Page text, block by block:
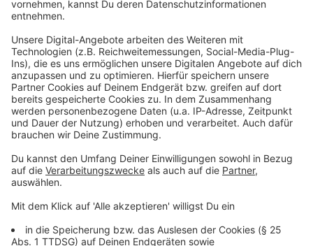
angenommen, dass die Rendite nach etwa 25 Jahren
bei 220 Prozent liegt. Die Windkraft habe von der
Energiekrise im Ukrainekrieg profitiert, heißt es von der
Geschäftsführung. Demnach war die Rendite in dieser
Zeit deutlich höher als erwartet. Allerdings sorge die
gestiegene Inflation aktuell für niedrigere Erlöse als
angenommen.
Anzeige
Solarstrom für die Landwirtschaft
Anzeige